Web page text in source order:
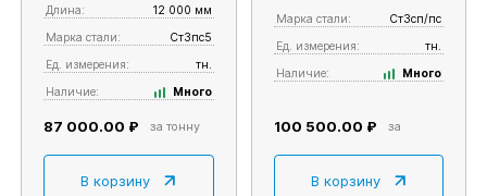
Длина:
12 000 мм
Марка стали:
Ст3пс5
Ед. измерения:
тн.
Наличие:
Много
87 000.00 ₽ за тонну
В корзину
Марка стали:
Ст3сп/пс
Ед. измерения:
тн.
Наличие:
Много
100 500.00 ₽ за
В корзину